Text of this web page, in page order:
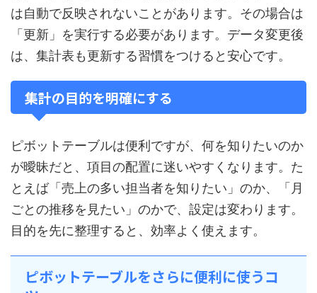
は自動で反映されないことがあります。その場合は
「更新」を実行する必要があります。データ変更後
は、集計表も更新する習慣をつけると安心です。
集計の目的を明確にする
ピボットテーブルは便利ですが、何を知りたいのか
が曖昧だと、項目の配置に迷いやすくなります。た
とえば「売上の多い担当者を知りたい」のか、「月
ごとの推移を見たい」のかで、設定は変わります。
目的を先に整理すると、効率よく使えます。
ピボットテーブルをさらに便利に使うコ